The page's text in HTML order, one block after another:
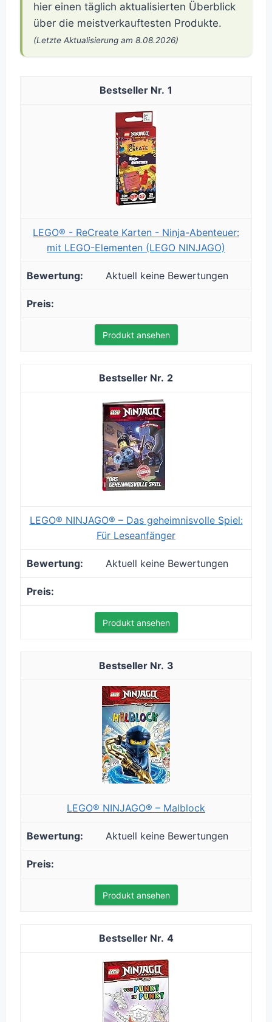
hier einen täglich aktualisierten Überblick
über die meistverkauftesten Produkte.
(Letzte Aktualisierung am 8.08.2026)
1
LEGO® - ReCreate Karten - Ninja-Abenteuer:
mit LEGO-Elementen (LEGO NINJAGO)
Aktuell keine Bewertungen
Produkt ansehen
2
LEGO® NINJAGO® – Das geheimnisvolle Spiel:
Für Leseanfänger
Aktuell keine Bewertungen
Produkt ansehen
3
LEGO® NINJAGO® – Malblock
Aktuell keine Bewertungen
Produkt ansehen
4